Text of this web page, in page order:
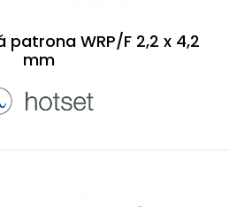
WRP/F 2,2 x 4,2
mm